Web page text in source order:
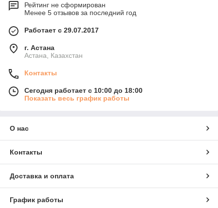
Рейтинг не сформирован
Менее 5 отзывов за последний год
Работает с 29.07.2017
г. Астана
Астана, Казахстан
Контакты
Сегодня работает с 10:00 до 18:00
Показать весь график работы
О нас
Контакты
Доставка и оплата
График работы